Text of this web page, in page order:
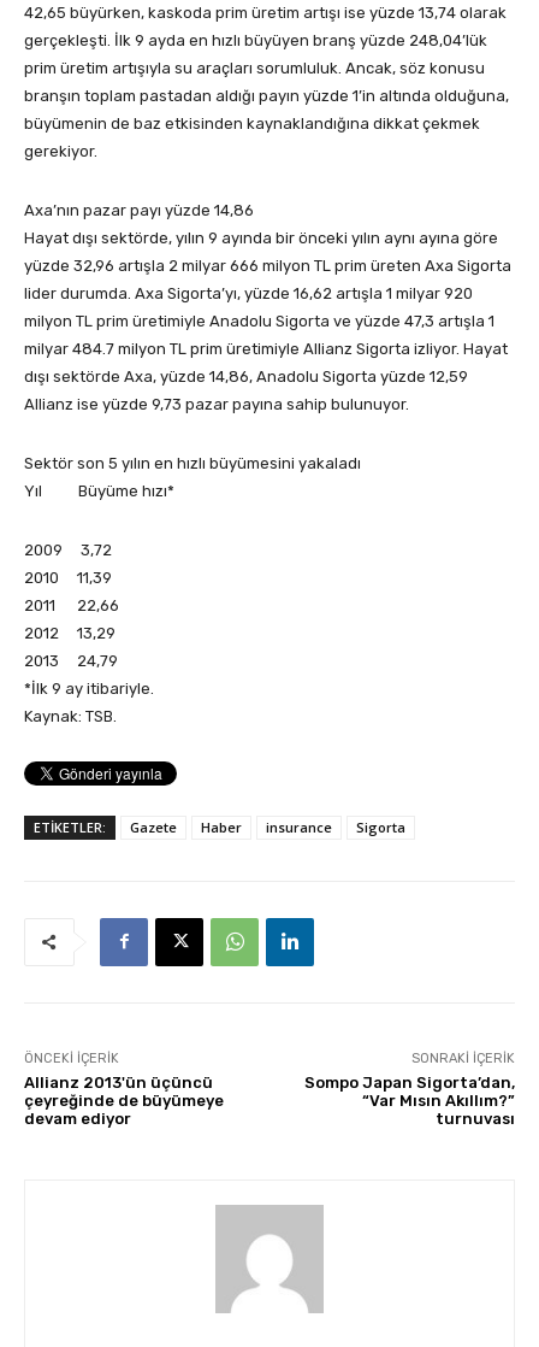
42,65 büyürken, kaskoda prim üretim artışı ise yüzde 13,74 olarak
gerçekleşti. İlk 9 ayda en hızlı büyüyen branş yüzde 248,04’lük
prim üretim artışıyla su araçları sorumluluk. Ancak, söz konusu
branşın toplam pastadan aldığı payın yüzde 1’in altında olduğuna,
büyümenin de baz etkisinden kaynaklandığına dikkat çekmek
gerekiyor.
Axa’nın pazar payı yüzde 14,86
Hayat dışı sektörde, yılın 9 ayında bir önceki yılın aynı ayına göre
yüzde 32,96 artışla 2 milyar 666 milyon TL prim üreten Axa Sigorta
lider durumda. Axa Sigorta’yı, yüzde 16,62 artışla 1 milyar 920
milyon TL prim üretimiyle Anadolu Sigorta ve yüzde 47,3 artışla 1
milyar 484.7 milyon TL prim üretimiyle Allianz Sigorta izliyor. Hayat
dışı sektörde Axa, yüzde 14,86, Anadolu Sigorta yüzde 12,59
Allianz ise yüzde 9,73 pazar payına sahip bulunuyor.
Sektör son 5 yılın en hızlı büyümesini yakaladı
Yıl Büyüme hızı*
2009 3,72
2010 11,39
2011 22,66
2012 13,29
2013 24,79
*İlk 9 ay itibariyle.
Kaynak: TSB.
ETİKETLER: Gazete Haber insurance Sigorta
ÖNCEKI İÇERIK
Allianz 2013'ün üçüncü
çeyreğinde de büyümeye
devam ediyor
SONRAKI İÇERIK
Sompo Japan Sigorta’dan,
“Var Mısın Akıllım?”
turnuvası